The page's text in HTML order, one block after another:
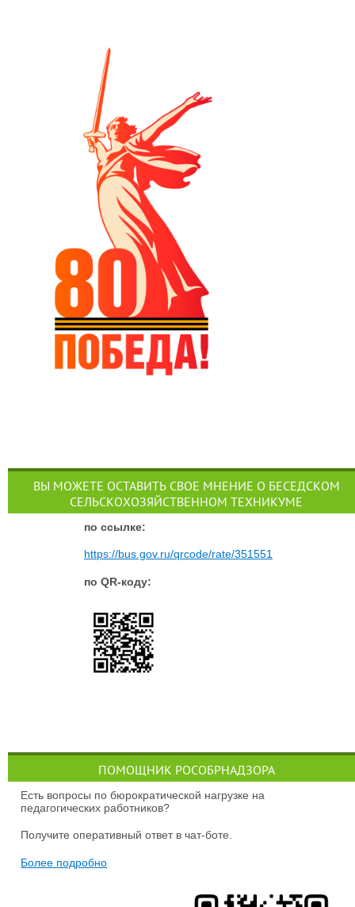
ВЫ МОЖЕТЕ ОСТАВИТЬ СВОЕ МНЕНИЕ О БЕСЕДСКОМ
СЕЛЬСКОХОЗЯЙСТВЕННОМ ТЕХНИКУМЕ
по ссылке:
https://bus.gov.ru/qrcode/rate/351551
по QR-коду:
ПОМОЩНИК РОСОБРНАДЗОРА
Есть вопросы по бюрократической нагрузке на
педагогических работников?
Получите оперативный ответ в чат-боте.
Более подробно